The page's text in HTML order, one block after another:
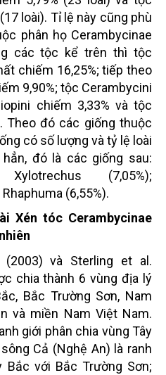
loài). Tỉ lệ này cũng phù
phân họ Cerambycinae
các tộc kể trên thì tộc
chiếm 16,25%; tiếp theo
9,90%; tộc Cerambycini
chiếm 3,33% và tộc
Theo đó các giống thuộc
có số lượng và tỷ lệ loài
đó là các giống sau:
(7,05%);
(6,55%).
Xén tóc Cerambycinae
và Sterling et al.
chia thành 6 vùng địa lý
Bắc Trường Sơn, Nam
và miền Nam Việt Nam.
giới phân chia vùng Tây
Cả (Nghệ An) là ranh
Bắc với Bắc Trường Sơn;